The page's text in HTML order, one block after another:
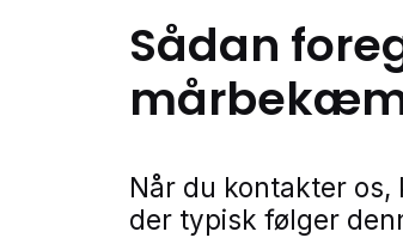
Sådan
Når du kontakter
der typisk følger